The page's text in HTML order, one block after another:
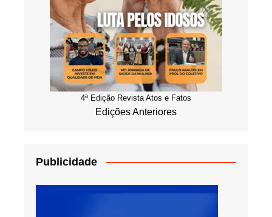
4ª Edição Revista Atos e Fatos
Edições Anteriores
Publicidade